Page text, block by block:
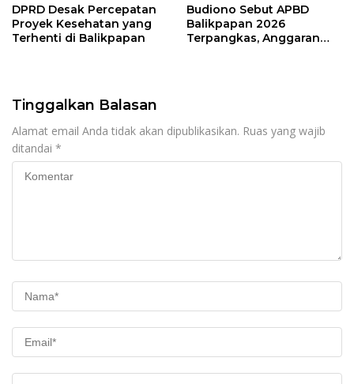
DPRD Desak Percepatan
Proyek Kesehatan yang
Terhenti di Balikpapan
Budiono Sebut APBD
Balikpapan 2026
Terpangkas, Anggaran
Tinggalkan Balasan
Alamat email Anda tidak akan dipublikasikan. Ruas yang wajib
ditandai *